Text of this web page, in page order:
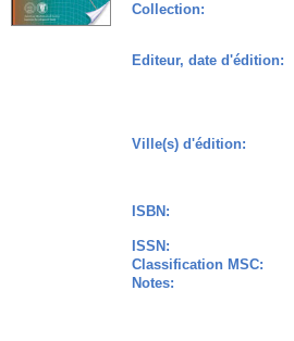
Collection:
Editeur, date d'édition:
Ville(s) d'édition:
ISBN:
ISSN:
Classification MSC:
Notes: